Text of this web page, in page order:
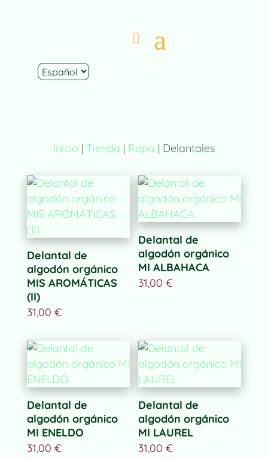
Inicio | Tienda | Ropa | Delantales
Delantal de
algodón orgánico
MIS AROMÁTICAS
(II)
31,00 €
Delantal de
algodón orgánico
MI ALBAHACA
31,00€
Delantal de
algodón orgánico
MI ENELDO
31,00 €
Delantal de
algodón orgánico
MI LAUREL
31,00€